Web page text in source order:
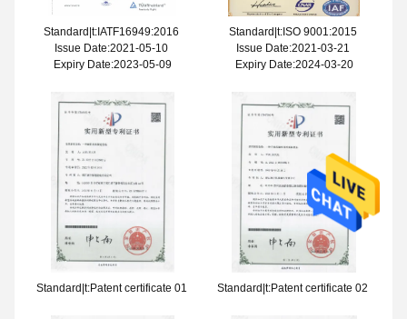
Standard|t:IATF16949:2016
Issue Date:2021-05-10
Expiry Date:2023-05-09
Standard|t:ISO 9001:2015
Issue Date:2021-03-21
Expiry Date:2024-03-20
Standard|t:Patent certificate 01 Standard|t:Patent certificate 02